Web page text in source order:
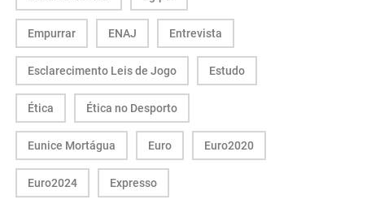
Empurrar ENAJ Entrevista
Esclarecimento Leis de Jogo Estudo
Ética Ética no Desporto
Eunice Mortágua Euro Euro2020
Euro2024 Expresso